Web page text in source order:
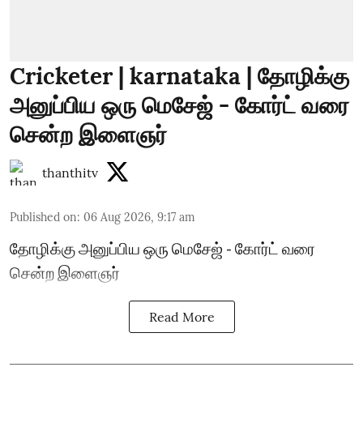
Cricketer | karnataka | தோழிக்கு
அனுப்பிய ஒரு மெசேஜ் - கோர்ட் வரை
சென்ற இளைஞர்
thanthitv
Published on: 06 Aug 2026, 9:17 am
தோழிக்கு அனுப்பிய ஒரு மெசேஜ் - கோர்ட் வரை
சென்ற இளைஞர்
Read More